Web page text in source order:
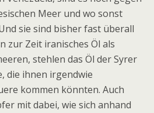
Meer und wo sonst
sie sind bisher fast überall
zur Zeit iranisches Öl als
stehlen das Öl der Syrer
die ihnen irgendwie
kommen könnten. Auch
mit dabei, wie sich anhand